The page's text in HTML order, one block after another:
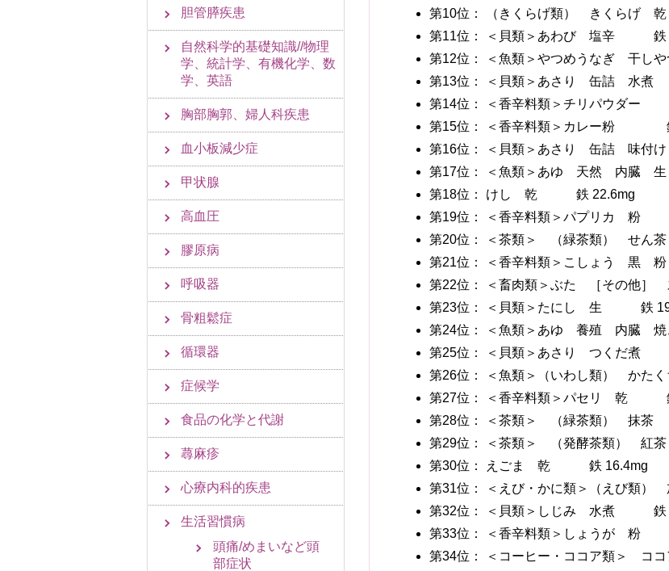
第10位： （きくらげ類） きくらげ
第11位： ＜貝類＞あわび 塩辛 鉄
第12位： ＜魚類＞やつめうなぎ 干
第13位： ＜貝類＞あさり 缶詰 水
第14位： ＜香辛料類＞チリパウダ
第15位： ＜香辛料類＞カレー粉
第16位： ＜貝類＞あさり 缶詰 味付
第17位： ＜魚類＞あゆ 天然 内
第18位： けし 乾 鉄 22.6mg
第19位： ＜香辛料類＞パプリカ 粉
第20位： ＜茶類＞ （緑茶類） せん
第21位： ＜香辛料類＞こしょう
第22位： ＜畜肉類＞ぶた ［その他
第23位： ＜貝類＞たにし 生 鉄
第24位： ＜魚類＞あゆ 養殖 内
第25位： ＜貝類＞あさり つくだ煮
第26位： ＜魚類＞（いわし類） か
第27位： ＜香辛料類＞パセリ 乾
第28位： ＜茶類＞ （緑茶類） 抹
第29位： ＜茶類＞ （発酵茶類） 紅
第30位： えごま 乾 鉄 16.4mg
第31位： ＜えび・かに類＞（えび
第32位： ＜貝類＞しじみ 水煮 鉄
第33位： ＜香辛料類＞しょうが 粉
第34位： ＜コーヒー・ココア類＞
胆管膵疾患
自然科学的基礎知識//物理
学、統計学、有機化学、数
学、英語
胸部胸郭、婦人科疾患
血小板減少症
甲状腺
高血圧
膠原病
呼吸器
骨粗鬆症
循環器
症候学
食品の化学と代謝
蕁麻疹
心療内科的疾患
生活習慣病
頭痛/めまいなど頭
部症状